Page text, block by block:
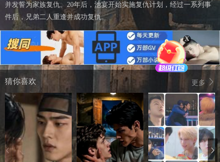
并发誓为家族复仇。20年后，池宴开始实施复仇计划，经过一系列事
件后，兄弟二人重逢并成功复仇。
更多
猜你喜欢
X